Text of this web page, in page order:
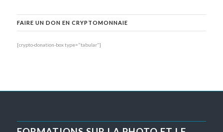
FAIRE UN DON EN CRYPTOMONNAIE
[crypto-donation-box type="tabular"]